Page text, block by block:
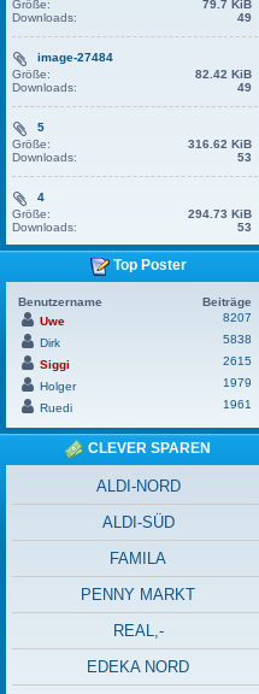
Größe:
79.7 KiB
Downloads:
49
image-27484
Größe:
82.42 KiB
Downloads:
49
5
Größe:
316.62 KiB
Downloads:
53
4
Größe:
294.73 KiB
Downloads:
53
Top Poster
Benutzername
Beiträge
Uwe
8207
Dirk
5838
Siggi
2615
Holger
1979
Ruedi
1961
CLEVER SPAREN
ALDI-NORD
ALDI-SÜD
FAMILA
PENNY MARKT
REAL,-
EDEKA NORD